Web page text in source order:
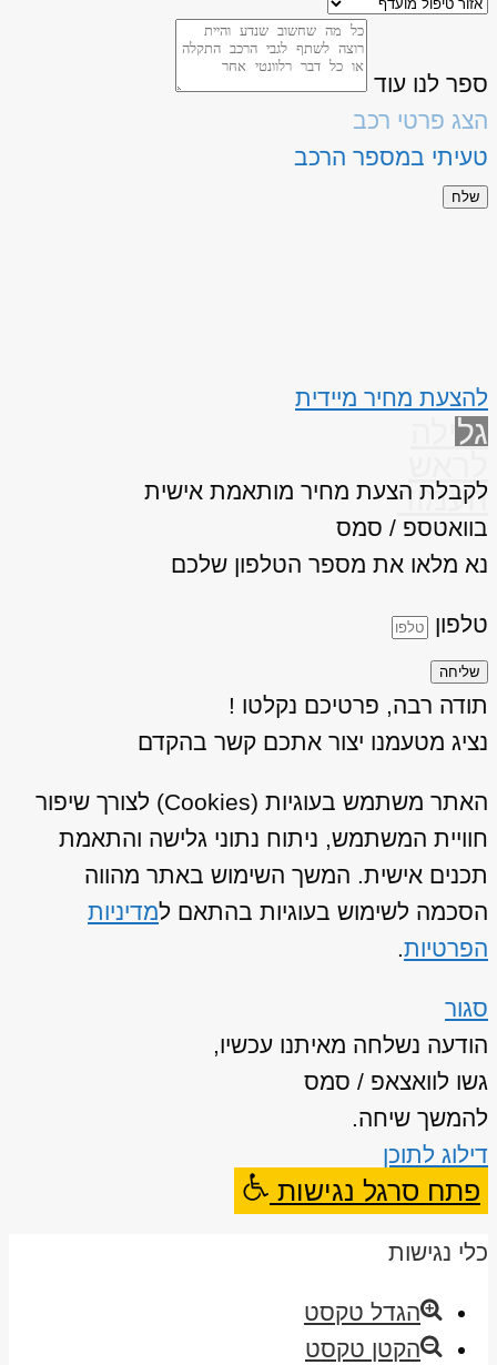
ספר לנו עוד
הצג פרטי רכב
טעיתי במספר הרכב
שלח
להצעת מחיר מיידית
גלילה
העמוד
לקבלת הצעת מחיר מותאמת אישית
בוואטספ / סמס
נא מלאו את מספר הטלפון שלכם
טלפון
שליחה
תודה רבה, פרטיכם נקלטו !
נציג מטעמנו יצור אתכם קשר בהקדם
האתר משתמש בעוגיות (Cookies) לצורך שיפור
חוויית המשתמש, ניתוח נתוני גלישה והתאמת
תכנים אישית. המשך השימוש באתר מהווה
הסכמה לשימוש בעוגיות בהתאם למדיניות
הפרטיות.
סגור
הודעה נשלחה מאיתנו עכשיו,
גשו לוואצאפ / סמס
להמשך שיחה.
דילוג לתוכן
פתח סרגל נגישות
כלי נגישות
הגדל טקסט
הקטן טקסט